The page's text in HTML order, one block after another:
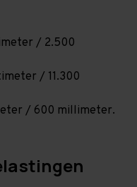
/ 2.500
/ 11.300
/ 600 millimeter.